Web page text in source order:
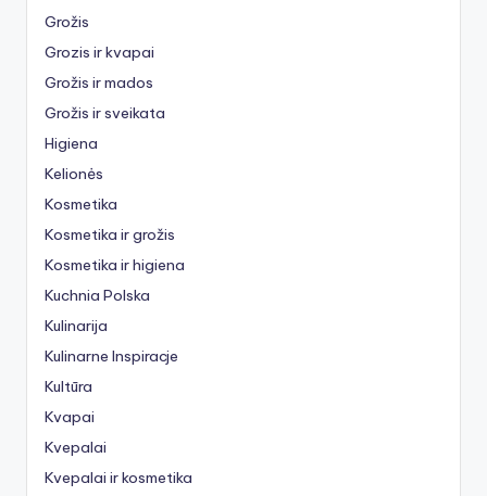
Grožis
Grozis ir kvapai
Grožis ir mados
Grožis ir sveikata
Higiena
Kelionės
Kosmetika
Kosmetika ir grožis
Kosmetika ir higiena
Kuchnia Polska
Kulinarija
Kulinarne Inspiracje
Kultūra
Kvapai
Kvepalai
Kvepalai ir kosmetika